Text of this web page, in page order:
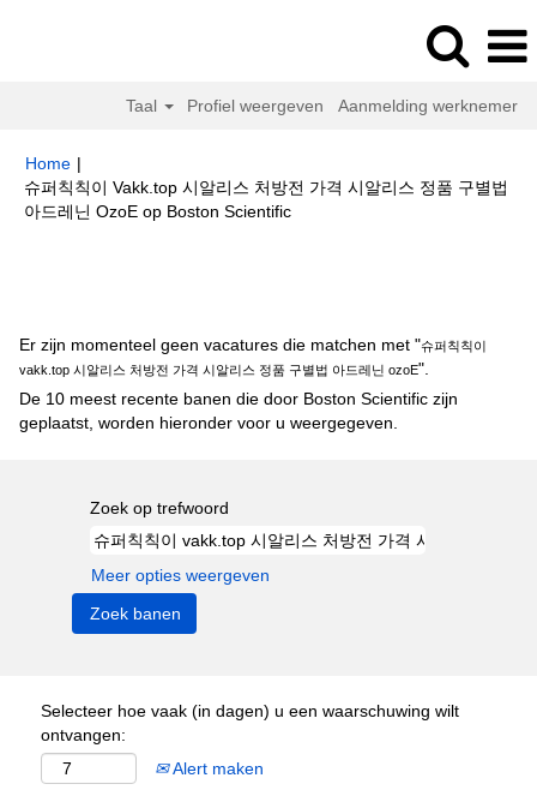
Taal Profiel weergeven Aanmelding werknemer
Home |
슈퍼칙칙이 Vakk.top 시알리스 처방전 가격 시알리스 정품 구별법
아드레닌 OzoE op Boston Scientific(huidige
Er zijn momenteel geen vacatures die matchen met "슈퍼칙칙이
vakk.top 시알리스 처방전 가격 시알리스 정품 구별법 아드레닌 ozoE".
De 10 meest recente banen die door Boston Scientific zijn
geplaatst, worden hieronder voor u weergegeven.
Zoek op trefwoord
Meer opties weergeven
Selecteer hoe vaak (in dagen) u een waarschuwing wilt
ontvangen:
Alert maken